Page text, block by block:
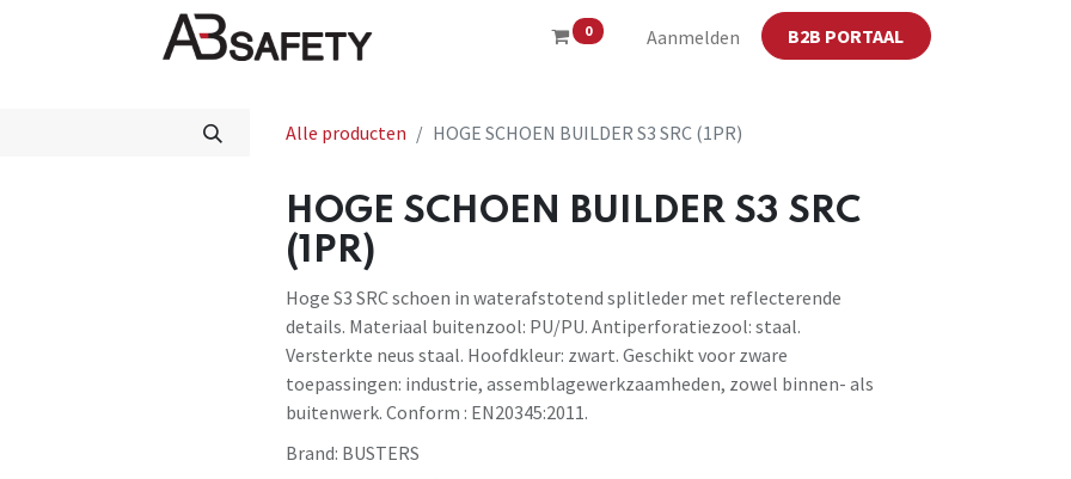
0 Aanmelden B2B PORTAAL
Winkel CE
Alle producten HOGE SCHOEN BUILDER S3 SRC (1PR)
HOGE SCHOEN BUILDER S3 SRC
(1PR)
Hoge S3 SRC schoen in waterafstotend splitleder met reflecterende
details. Materiaal buitenzool: PU/PU. Antiperforatiezool: staal.
Versterkte neus staal. Hoofdkleur: zwart. Geschikt voor zware
toepassingen: industrie, assemblagewerkzaamheden, zowel binnen- als
buitenwerk. Conform : EN20345:2011.
Brand: BUSTERS